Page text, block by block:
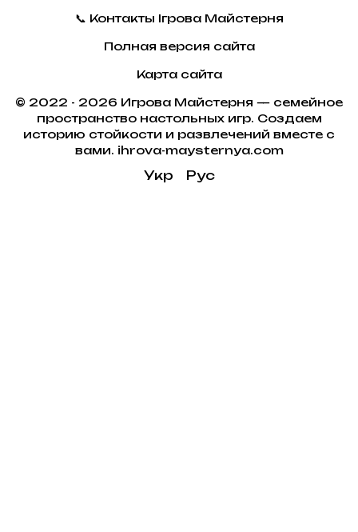
📞 Контакты Ігрова Майстерня
Полная версия сайта
Карта сайта
© 2022 - 2026 Игрова Майстерня — семейное
пространство настольных игр. Создаем
историю стойкости и развлечений вместе с
вами. ihrova-maysternya.com
Укр Рус